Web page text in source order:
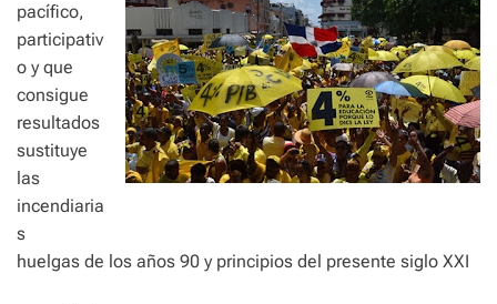
pacífico,
participativ
o y que
consigue
resultados
sustituye
las
incendiaria
s
huelgas de los años 90 y principios del presente siglo XXI